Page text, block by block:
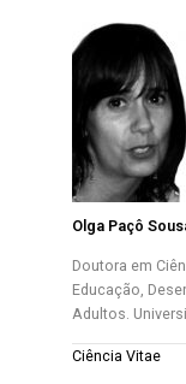
Olga Paçô
Doutora em
Educação,
Adultos.
Ciência Vitae